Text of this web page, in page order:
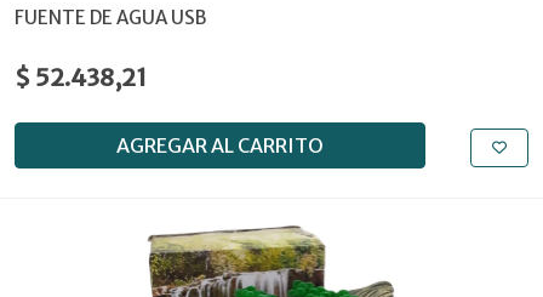
FUENTE DE AGUA USB
$ 52.438,21
AGREGAR AL CARRITO